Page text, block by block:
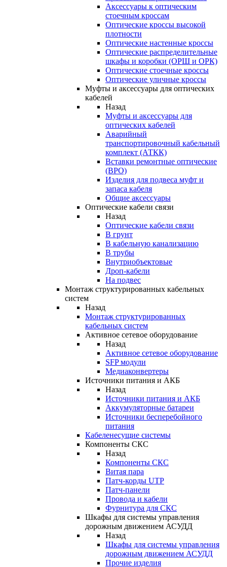
Аксессуары к оптическим
стоечным кроссам
Оптические кроссы высокой
плотности
Оптические настенные кроссы
Оптические распределительные
шкафы и коробки (ОРШ и ОРК)
Оптические стоечные кроссы
Оптические уличные кроссы
Муфты и аксессуары для оптических
кабелей
Назад
Муфты и аксессуары для
оптических кабелей
Аварийный
транспортировочный кабельный
комплект (АТКК)
Вставки ремонтные оптические
(ВРО)
Изделия для подвеса муфт и
запаса кабеля
Общие аксессуары
Оптические кабели связи
Назад
Оптические кабели связи
В грунт
В кабельную канализацию
В трубы
Внутриобъектовые
Дроп-кабели
На подвес
Монтаж структурированных кабельных
систем
Назад
Монтаж структурированных
кабельных систем
Активное сетевое оборудование
Назад
Активное сетевое оборудование
SFP модули
Медиаконвертеры
Источники питания и АКБ
Назад
Источники питания и АКБ
Аккумуляторные батареи
Источники бесперебойного
питания
Кабеленесущие системы
Компоненты СКС
Назад
Компоненты СКС
Витая пара
Патч-корды UTP
Патч-панели
Провода и кабели
Фурнитура для СКС
Шкафы для системы управления
дорожным движением АСУДД
Назад
Шкафы для системы управления
дорожным движением АСУДД
Прочие изделия